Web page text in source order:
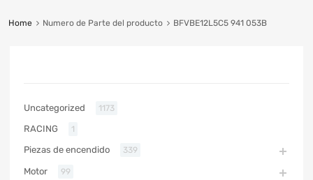
Home Numero de Parte del producto BFVBE12L5C5 941 053B
Uncategorized 1173
RACING 1
Piezas de encendido 339
Motor 99